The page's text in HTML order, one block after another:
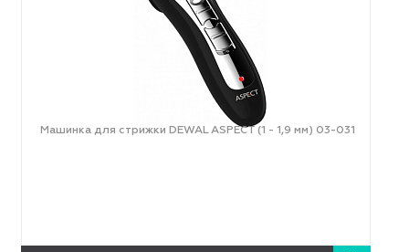
Машинка для стрижки DEWAL ASPECT (1 - 1,9 мм) 03-031